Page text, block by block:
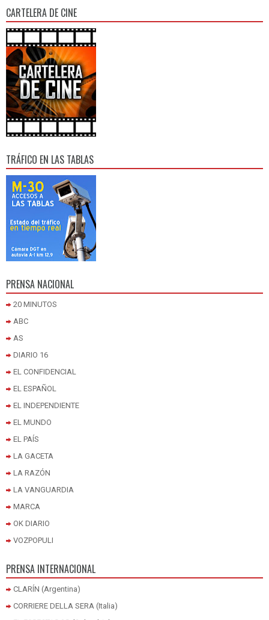
CARTELERA DE CINE
TRÁFICO EN LAS TABLAS
PRENSA NACIONAL
20 MINUTOS
ABC
AS
DIARIO 16
EL CONFIDENCIAL
EL ESPAÑOL
EL INDEPENDIENTE
EL MUNDO
EL PAÍS
LA GACETA
LA RAZÓN
LA VANGUARDIA
MARCA
OK DIARIO
VOZPOPULI
PRENSA INTERNACIONAL
CLARÍN (Argentina)
CORRIERE DELLA SERA (Italia)